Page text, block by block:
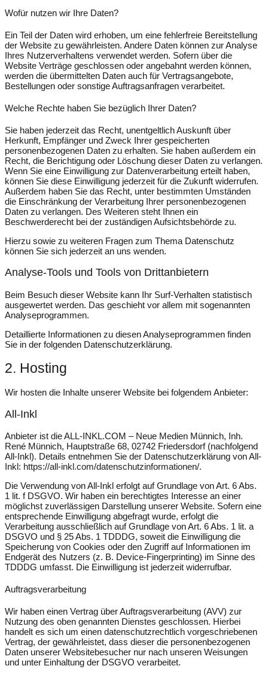
Wofür nutzen wir Ihre Daten?
Ein Teil der Daten wird erhoben, um eine fehlerfreie Bereitstellung
der Website zu gewährleisten. Andere Daten können zur Analyse
Ihres Nutzerverhaltens verwendet werden. Sofern über die
Website Verträge geschlossen oder angebahnt werden können,
werden die übermittelten Daten auch für Vertragsangebote,
Bestellungen oder sonstige Auftragsanfragen verarbeitet.
Welche Rechte haben Sie bezüglich Ihrer Daten?
Sie haben jederzeit das Recht, unentgeltlich Auskunft über
Herkunft, Empfänger und Zweck Ihrer gespeicherten
personenbezogenen Daten zu erhalten. Sie haben außerdem ein
Recht, die Berichtigung oder Löschung dieser Daten zu verlangen.
Wenn Sie eine Einwilligung zur Datenverarbeitung erteilt haben,
können Sie diese Einwilligung jederzeit für die Zukunft widerrufen.
Außerdem haben Sie das Recht, unter bestimmten Umständen
die Einschränkung der Verarbeitung Ihrer personenbezogenen
Daten zu verlangen. Des Weiteren steht Ihnen ein
Beschwerderecht bei der zuständigen Aufsichtsbehörde zu.
Hierzu sowie zu weiteren Fragen zum Thema Datenschutz
können Sie sich jederzeit an uns wenden.
Analyse-Tools und Tools von Dritt­anbietern
Beim Besuch dieser Website kann Ihr Surf-Verhalten statistisch
ausgewertet werden. Das geschieht vor allem mit sogenannten
Analyseprogrammen.
Detaillierte Informationen zu diesen Analyseprogrammen finden
Sie in der folgenden Datenschutzerklärung.
2. Hosting
Wir hosten die Inhalte unserer Website bei folgendem Anbieter:
All-Inkl
Anbieter ist die ALL-INKL.COM – Neue Medien Münnich, Inh.
René Münnich, Hauptstraße 68, 02742 Friedersdorf (nachfolgend
All-Inkl). Details entnehmen Sie der Datenschutzerklärung von All-
Inkl: https://all-inkl.com/datenschutzinformationen/.
Die Verwendung von All-Inkl erfolgt auf Grundlage von Art. 6 Abs.
1 lit. f DSGVO. Wir haben ein berechtigtes Interesse an einer
möglichst zuverlässigen Darstellung unserer Website. Sofern eine
entsprechende Einwilligung abgefragt wurde, erfolgt die
Verarbeitung ausschließlich auf Grundlage von Art. 6 Abs. 1 lit. a
DSGVO und § 25 Abs. 1 TDDDG, soweit die Einwilligung die
Speicherung von Cookies oder den Zugriff auf Informationen im
Endgerät des Nutzers (z. B. Device-Fingerprinting) im Sinne des
TDDDG umfasst. Die Einwilligung ist jederzeit widerrufbar.
Auftragsverarbeitung
Wir haben einen Vertrag über Auftragsverarbeitung (AVV) zur
Nutzung des oben genannten Dienstes geschlossen. Hierbei
handelt es sich um einen datenschutzrechtlich vorgeschriebenen
Vertrag, der gewährleistet, dass dieser die personenbezogenen
Daten unserer Websitebesucher nur nach unseren Weisungen
und unter Einhaltung der DSGVO verarbeitet.